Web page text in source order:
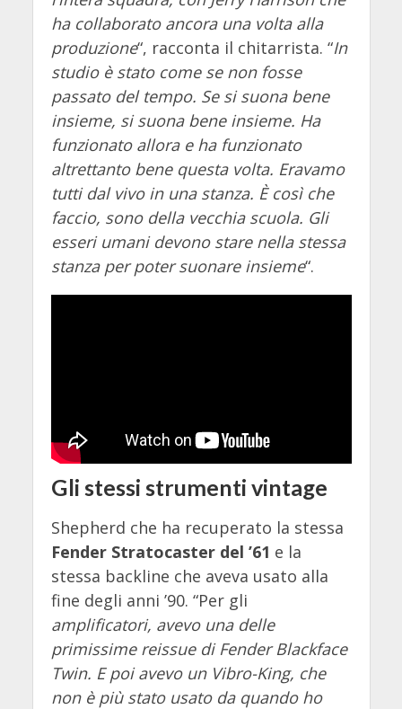
ha collaborato ancora una volta alla
produzione“, racconta il chitarrista. “In
studio è stato come se non fosse
passato del tempo. Se si suona bene
insieme, si suona bene insieme. Ha
funzionato allora e ha funzionato
altrettanto bene questa volta. Eravamo
tutti dal vivo in una stanza. È così che
faccio, sono della vecchia scuola. Gli
esseri umani devono stare nella stessa
stanza per poter suonare insieme“.
Gli stessi strumenti vintage
Shepherd che ha recuperato la stessa
Fender Stratocaster del ’61 e la
stessa backline che aveva usato alla
fine degli anni ’90. “Per gli
amplificatori, avevo una delle
primissime reissue di Fender Blackface
Twin. E poi avevo un Vibro-King, che
non è più stato usato da quando ho